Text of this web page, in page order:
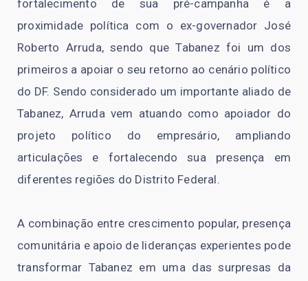
fortalecimento de sua pré-campanha é a
proximidade política com o ex-governador José
Roberto Arruda, sendo que Tabanez foi um dos
primeiros a apoiar o seu retorno ao cenário político
do DF. Sendo considerado um importante aliado de
Tabanez, Arruda vem atuando como apoiador do
projeto político do empresário, ampliando
articulações e fortalecendo sua presença em
diferentes regiões do Distrito Federal.
A combinação entre crescimento popular, presença
comunitária e apoio de lideranças experientes pode
transformar Tabanez em uma das surpresas da